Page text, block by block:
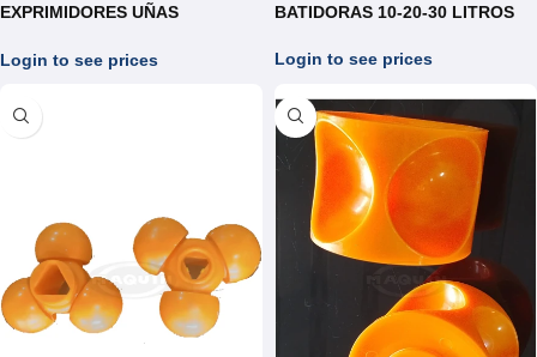
EXPRIMIDORES UÑAS
Login to see prices
BATIDORAS 10-20-30 LITROS
Login to see prices